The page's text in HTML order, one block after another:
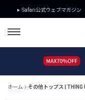
Safari公式ウェブマガジン
ホーム その他トップス |